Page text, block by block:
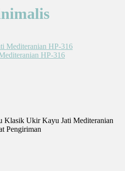
HP-316
Klasik Ukir Kayu Jati Mediteranian
Pengiriman